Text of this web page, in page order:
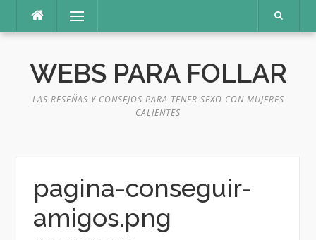
contenido
Menú
WEBS PARA FOLLAR
LAS RESEÑAS Y CONSEJOS PARA TENER SEXO CON MUJERES
CALIENTES
pagina-conseguir-
amigos.png